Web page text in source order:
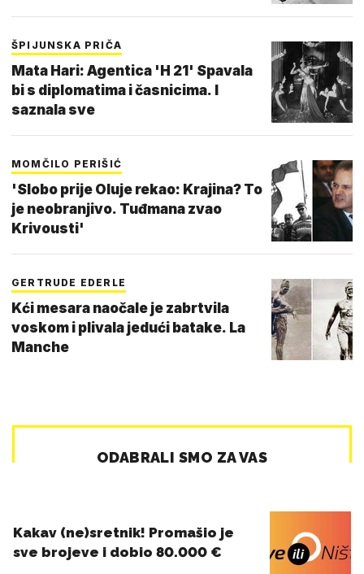
ŠPIJUNSKA PRIČA
Mata Hari: Agentica 'H 21' Spavala
bi s diplomatima i časnicima. I
saznala sve
MOMČILO PERIŠIĆ
'Slobo prije Oluje rekao: Krajina? To
je neobranjivo. Tuđmana zvao
Krivousti'
GERTRUDE EDERLE
Kći mesara naočale je zabrtvila
voskom i plivala jedući batake. La
Manche